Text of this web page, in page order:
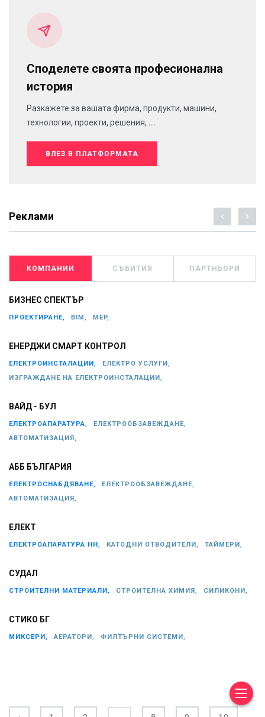
Споделете своята професионална
история
Разкажете за вашата фирма, продукти, машини,
технологии, проекти, решения, ...
ВЛЕЗ В ПЛАТФОРМАТА
Реклами
КОМПАНИИ СЪБИТИЯ ПАРТНЬОРИ
БИЗНЕС СПЕКТЪР
ПРОЕКТИРАНЕ, BIM, MEP,
ЕНЕРДЖИ СМАРТ КОНТРОЛ
ЕЛЕКТРОИНСТАЛАЦИИ,
ЕЛЕКТРО УСЛУГИ,
ИЗГРАЖДАНЕ НА ЕЛЕКТРОИНСТАЛАЦИИ,
ВАЙД - БУЛ
ЕЛЕКТРОАПАРАТУРА,
ЕЛЕКТРООБЗАВЕЖДАНЕ,
АВТОМАТИЗАЦИЯ,
АББ БЪЛГАРИЯ
ЕЛЕКТРОСНАБДЯВАНЕ,
ЕЛЕКТРООБЗАВЕЖДАНЕ,
АВТОМАТИЗАЦИЯ,
ЕЛЕКТ
ЕЛЕКТРОАПАРАТУРА НН, КАТОДНИ ОТВОДИТЕЛИ, ТАЙМЕРИ,
СУДАЛ
СТРОИТЕЛНИ МАТЕРИАЛИ, СТРОИТЕЛНА ХИМИЯ, СИЛИКОНИ,
СТИКО БГ
МИКСЕРИ, АЕРАТОРИ, ФИЛТЪРНИ СИСТЕМИ,